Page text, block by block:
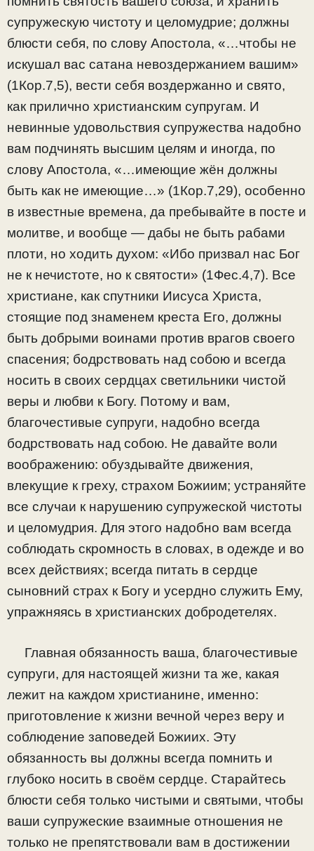
супружескую чистоту и целомудрие; должны
блюсти себя, по слову Апостола, «…чтобы не
искушал вас сатана невоздержанием вашим»
(1Кор.7,5), вести себя воздержанно и свято,
как прилично христианским супругам. И
невинные удовольствия супружества надобно
вам подчинять высшим целям и иногда, по
слову Апостола, «…имеющие жён должны
быть как не имеющие…» (1Кор.7,29), особенно
в известные времена, да пребывайте в посте и
молитве, и вообще — дабы не быть рабами
плоти, но ходить духом: «Ибо призвал нас Бог
не к нечистоте, но к святости» (1Фес.4,7). Все
христиане, как спутники Иисуса Христа,
стоящие под знаменем креста Его, должны
быть добрыми воинами против врагов своего
спасения; бодрствовать над собою и всегда
носить в своих сердцах светильники чистой
веры и любви к Богу. Потому и вам,
благочестивые супруги, надобно всегда
бодрствовать над собою. Не давайте воли
воображению: обуздывайте движения,
влекущие к греху, страхом Божиим; устраняйте
все случаи к нарушению супружеской чистоты
и целомудрия. Для этого надобно вам всегда
соблюдать скромность в словах, в одежде и во
всех действиях; всегда питать в сердце
сыновний страх к Богу и усердно служить Ему,
упражняясь в христианских добродетелях.
Главная обязанность ваша, благочестивые
супруги, для настоящей жизни та же, какая
лежит на каждом христианине, именно:
приготовление к жизни вечной через веру и
соблюдение заповедей Божиих. Эту
обязанность вы должны всегда помнить и
глубоко носить в своём сердце. Старайтесь
блюсти себя только чистыми и святыми, чтобы
ваши супружеские взаимные отношения не
только не препятствовали вам в достижении